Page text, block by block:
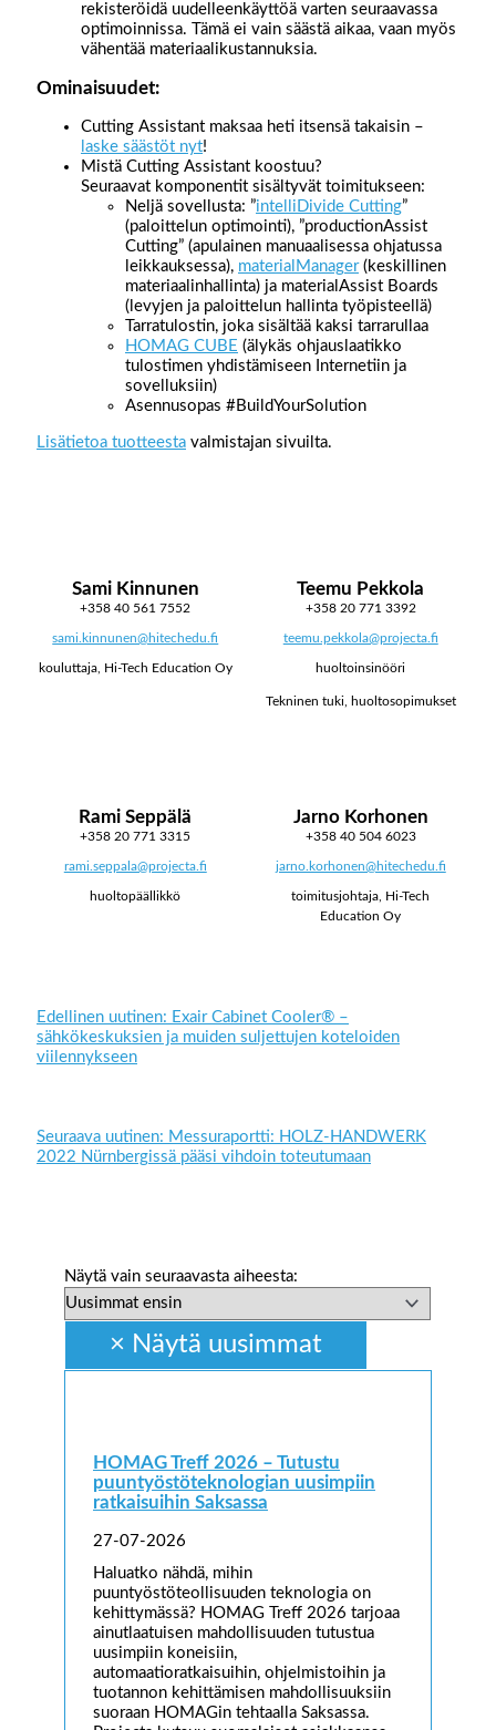
rekisteröidä uudelleenkäyttöä varten seuraavassa
optimoinnissa. Tämä ei vain säästä aikaa, vaan myös
vähentää materiaalikustannuksia.
Ominaisuudet:
Cutting Assistant maksaa heti itsensä takaisin –
laske säästöt nyt!
Mistä Cutting Assistant koostuu?
Seuraavat komponentit sisältyvät toimitukseen:
Neljä sovellusta: ”intelliDivide Cutting”
(paloittelun optimointi), ”productionAssist
Cutting” (apulainen manuaalisessa ohjatussa
leikkauksessa), materialManager(keskillinen
materiaalinhallinta) ja materialAssist Boards
(levyjen ja paloittelun hallinta työpisteellä)
Tarratulostin, joka sisältää kaksi tarrarullaa
HOMAG CUBE (älykäs ohjauslaatikko
tulostimen yhdistämiseen Internetiin ja
sovelluksiin)
Asennusopas #BuildYourSolution
Lisätietoa tuotteesta valmistajan sivuilta.
Sami Kinnunen
+358 40 561 7552
sami.kinnunen@hitechedu.fi
kouluttaja, Hi-Tech Education Oy
Teemu Pekkola
+358 20 771 3392
teemu.pekkola@projecta.fi
huoltoinsinööri
Tekninen tuki, huoltosopimukset
Rami Seppälä
+358 20 771 3315
rami.seppala@projecta.fi
huoltopäällikkö
Jarno Korhonen
+358 40 504 6023
jarno.korhonen@hitechedu.fi
toimitusjohtaja, Hi-Tech
Education Oy
Edellinen uutinen: Exair Cabinet Cooler® –
sähkökeskuksien ja muiden suljettujen koteloiden
viilennykseen
Seuraava uutinen: Messuraportti: HOLZ-HANDWERK
2022 Nürnbergissä pääsi vihdoin toteutumaan
Näytä vain seuraavasta aiheesta:
HOMAG Treff 2026 – Tutustu
puuntyöstöteknologian uusimpiin
ratkaisuihin Saksassa
27-07-2026
Haluatko nähdä, mihin
puuntyöstöteollisuuden teknologia on
kehittymässä? HOMAG Treff 2026 tarjoaa
ainutlaatuisen mahdollisuuden tutustua
uusimpiin koneisiin,
automaatioratkaisuihin, ohjelmistoihin ja
tuotannon kehittämisen mahdollisuuksiin
suoraan HOMAGin tehtaalla Saksassa.